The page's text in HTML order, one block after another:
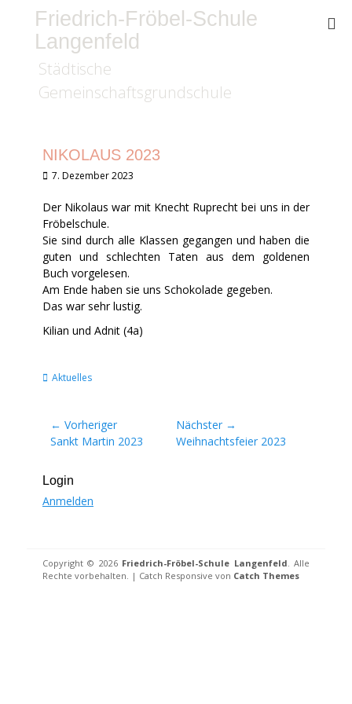
Friedrich-Fröbel-Schule
Langenfeld
Städtische
Gemeinschaftsgrundschule
NIKOLAUS 2023
Veröffentlicht
7. Dezember 2023
Der Nikolaus war mit Knecht Ruprecht bei uns in der
Fröbelschule.
Sie sind durch alle Klassen gegangen und haben die
guten und schlechten Taten aus dem goldenen
Buch vorgelesen.
Am Ende haben sie uns Schokolade gegeben.
Das war sehr lustig.
Kilian und Adnit (4a)
Kategorien
Aktuelles
Beitragsnavigation
← Vorheriger
Vorheriger
Sankt Martin 2023
Nächster →
Nächster
Weihnachtsfeier 2023
Login
Anmelden
Copyright © 2026 Friedrich-Fröbel-Schule Langenfeld. Alle
Rechte vorbehalten. | Catch Responsive von Catch Themes